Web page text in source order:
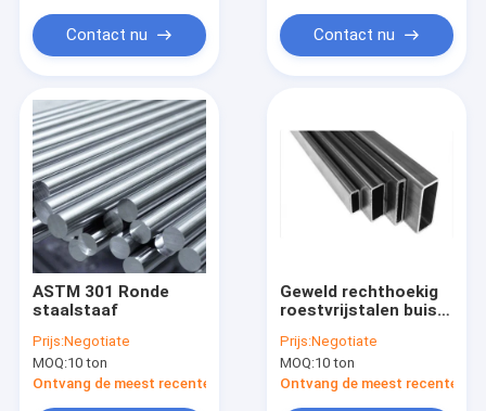
Producten
Video's
Over ons
Fabriekstocht
Neem contact met ons op
Contact nu Contact nu
ASTM 301 Ronde
staalstaaf
Prijs:Negotiate
MOQ:10 ton
Ontvang de meest recente Prijs
Geweld rechthoekig
roestvrijstalen buis
316 316L
Prijs:Negotiate
MOQ:10 ton
Ontvang de meest recente